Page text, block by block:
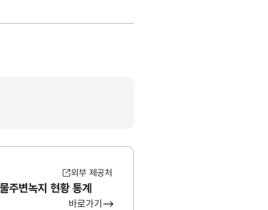
외부 제공처
주변녹지 현황 통계
바로가기